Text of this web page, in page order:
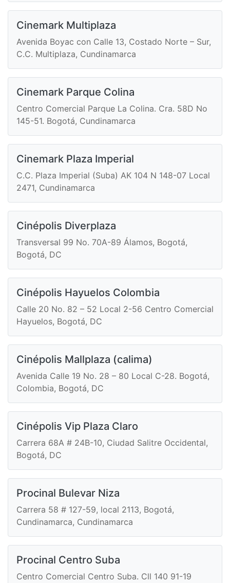
Cinemark Multiplaza
Avenida Boyac con Calle 13, Costado Norte – Sur,
C.C. Multiplaza, Cundinamarca
Cinemark Parque Colina
Centro Comercial Parque La Colina. Cra. 58D No
145-51. Bogotá, Cundinamarca
Cinemark Plaza Imperial
C.C. Plaza Imperial (Suba) AK 104 N 148-07 Local
2471, Cundinamarca
Cinépolis Diverplaza
Transversal 99 No. 70A-89 Álamos, Bogotá,
Bogotá, DC
Cinépolis Hayuelos Colombia
Calle 20 No. 82 – 52 Local 2-56 Centro Comercial
Hayuelos, Bogotá, DC
Cinépolis Mallplaza (calima)
Avenida Calle 19 No. 28 – 80 Local C-28. Bogotá,
Colombia, Bogotá, DC
Cinépolis Vip Plaza Claro
Carrera 68A # 24B-10, Ciudad Salitre Occidental,
Bogotá, DC
Procinal Bulevar Niza
Carrera 58 # 127-59, local 2113, Bogotá,
Cundinamarca, Cundinamarca
Procinal Centro Suba
Centro Comercial Centro Suba. Cll 140 91-19